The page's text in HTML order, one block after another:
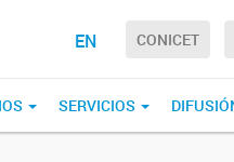
EN CONICET
SERVICIOS